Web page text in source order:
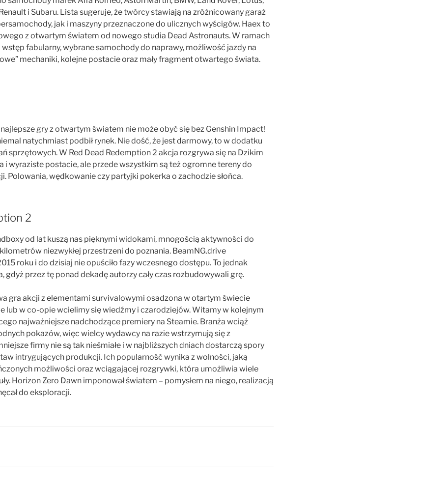
i Subaru. Lista sugeruje, że twórcy stawiają na zróżnicowany garaż
jak i maszyny przeznaczone do ulicznych wyścigów. Haex to
z otwartym światem od nowego studia Dead Astronauts. W ramach
fabularny, wybrane samochody do naprawy, możliwość jazdy na
mechaniki, kolejne postacie oraz mały fragment otwartego świata.
gry z otwartym światem nie może obyć się bez Genshin Impact!
natychmiast podbił rynek. Nie dość, że jest darmowy, to w dodatku
sprzętowych. W Red Dead Redemption 2 akcja rozgrywa się na Dzikim
i wyraziste postacie, ale przede wszystkim są też ogromne tereny do
Polowania, wędkowanie czy partyjki pokerka o zachodzie słońca.
2
od lat kuszą nas pięknymi widokami, mnogością aktywności do
niezwykłej przestrzeni do poznania. BeamNG.drive
roku i do dzisiaj nie opuściło fazy wczesnego dostępu. To jednak
gdyż przez tę ponad dekadę autorzy cały czas rozbudowywali grę.
gra akcji z elementami survivalowymi osadzona w otartym świecie
lub w co-opie wcielimy się wiedźmy i czarodziejów. Witamy w kolejnym
najważniejsze nadchodzące premiery na Steamie. Branża wciąż
pokazów, więc wielcy wydawcy na razie wstrzymują się z
firmy nie są tak nieśmiałe i w najbliższych dniach dostarczą spory
intrygujących produkcji. Ich popularność wynika z wolności, jaką
możliwości oraz wciągającej rozgrywki, która umożliwia wiele
Horizon Zero Dawn imponował światem – pomysłem na niego, realizacją
do eksploracji.